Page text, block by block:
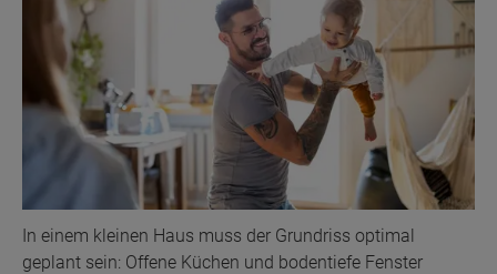
In einem kleinen Haus muss der Grundriss optimal
geplant sein: Offene Küchen und bodentiefe Fenster